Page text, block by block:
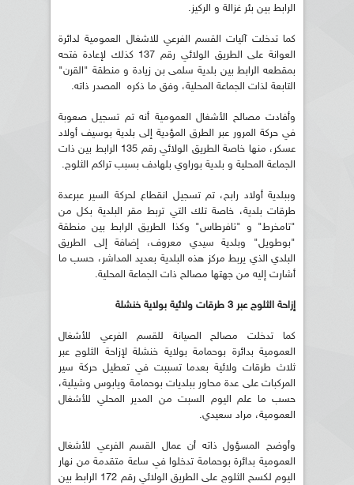
الرابط بين بئر غزالة و الركيز.
كما تدخلت آليات القسم الفرعي للاشغال العمومية لدائرة
العوانة على الطريق الولائي رقم 137 كذلك لإعادة فتحه
بمقطعه الرابط بين بلدية سلمى بن زيادة و منطقة "القرن"
التابعة لذات الجماعة المحلية، وفق ما ذكره المصدر ذاته.
وأفادت مصالح الأشغال العمومية أنه تم تسجيل صعوبة
في حركة المرور عبر الطرق المؤدية إلى بلدية بوسيف أولاد
عسكر، منها خاصة الطريق الولائي رقم 135 الرابط بين ذات
الجماعة المحلية و بلدية بوراوي بلهادف بسبب تراكم الثلوج.
وببلدية أولاد رابح، تم تسجيل انقطاع لحركة السير عبرعدة
طرقات بلدية، خاصة تلك التي تربط مقر البلدية بكل من
"تامخرط" و "تافرطاس" وكذا الطريق الرابط بين منطقة
"بوطويل" وبلدية سيدي معروف، إضافة إلى الطريق
البلدي الذي يربط مركز هذه البلدية بعديد المداشر، حسب ما
أشارت إليه من جهتها مصالح ذات الجماعة المحلية.
إزاحة الثلوج عبر 3 طرقات ولائية بولاية خنشلة
كما تدخلت مصالح الصيانة للقسم الفرعي للأشغال
العمومية بدائرة بوحمامة بولاية خنشلة لإزاحة الثلوج عبر
ثلاث طرقات ولائية بعدما تسببت في تعطيل حركة سير
المركبات على عدة محاور ببلديات بوحمامة ويابوس وشيلية،
حسب ما علم اليوم السبت من المدير المحلي للأشغال
العمومية، مراد سعيدي.
وأوضح المسؤول ذاته أن عمال القسم الفرعي للأشغال
العمومية بدائرة بوحمامة تدخلوا في ساعة متقدمة من نهار
اليوم لكسح الثلوج على الطريق الولائي رقم 172 الرابط بين